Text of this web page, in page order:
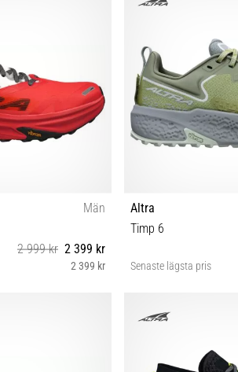
Män
2 999 kr 2 399 kr
2 399 kr
Altra
Timp 6
Senaste lägsta pris